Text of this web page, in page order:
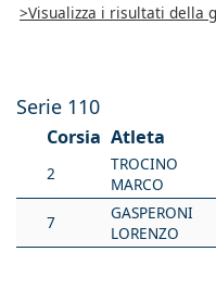
>Visualizza i risultati della
Serie 110
Corsia Atleta
2
TROCINO
MARCO
7
GASPERONI
LORENZO